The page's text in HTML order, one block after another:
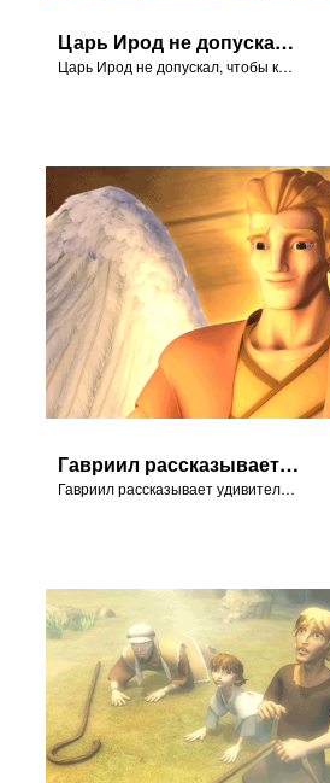
Царь Ирод не допускал, чтобы кто-то стоял у него на пути.
Царь Ирод не допускал, чтобы кто-то стоял у него на пути.
Гавриил рассказывает удивительную новость Марии.
Гавриил рассказывает удивительную новость Марии.